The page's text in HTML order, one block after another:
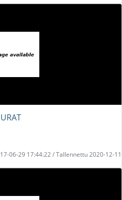
06-29 17:44:22 / Tallennettu 2020-12-11